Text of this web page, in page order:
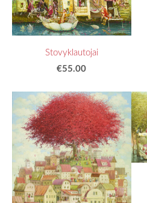
Stovyklautojai
€55.00